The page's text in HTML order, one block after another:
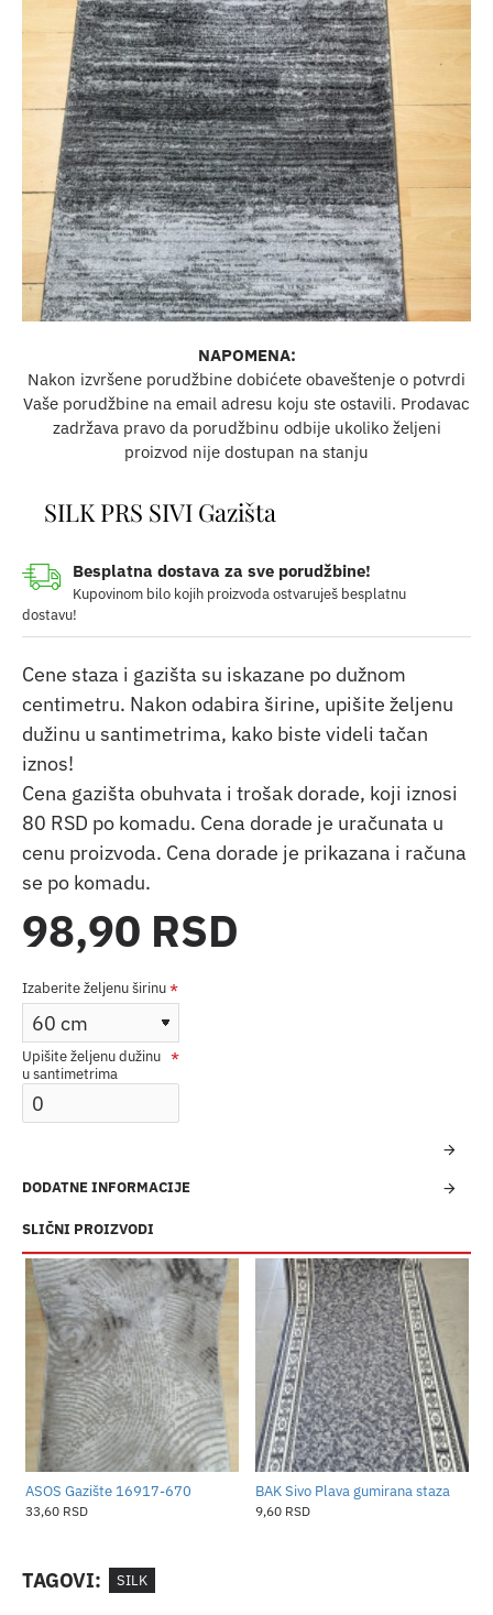
NAPOMENA:
Nakon izvršene porudžbine dobićete obaveštenje o potvrdi
Vaše porudžbine na email adresu koju ste ostavili. Prodavac
zadržava pravo da porudžbinu odbije ukoliko željeni
proizvod nije dostupan na stanju
SILK PRS SIVI Gazišta
Besplatna dostava za sve porudžbine!
Kupovinom bilo kojih proizvoda ostvaruješ besplatnu
dostavu!
Cene staza i gazišta su iskazane po dužnom
centimetru. Nakon odabira širine, upišite željenu
dužinu u santimetrima, kako biste videli tačan
iznos!
Cena gazišta obuhvata i trošak dorade, koji iznosi
80 RSD po komadu. Cena dorade je uračunata u
cenu proizvoda. Cena dorade je prikazana i računa
se po komadu.
98,90 RSD
Izaberite željenu širinu
Upišite željenu dužinu
u santimetrima
SLIČNI PROIZVODI
ASOS Gazište 16917-670
33,60 RSD
BAK Sivo Plava gumirana staza
9,60 RSD
DODATNE INFORMACIJE
TAGOVI: SILK